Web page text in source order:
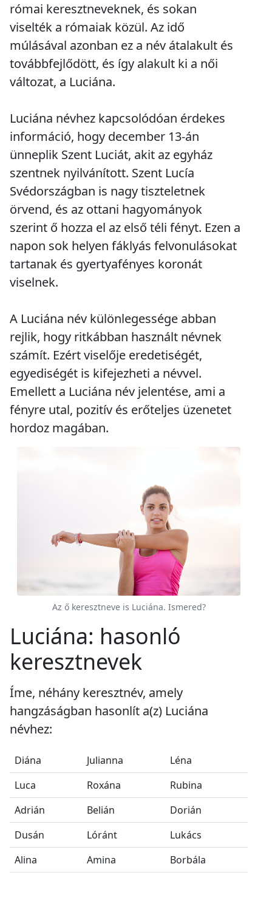
római keresztneveknek, és sokan
viselték a rómaiak közül. Az idő
múlásával azonban ez a név átalakult és
továbbfejlődött, és így alakult ki a női
változat, a Luciána.
Luciána névhez kapcsolódóan érdekes
információ, hogy december 13-án
ünneplik Szent Luciát, akit az egyház
szentnek nyilvánított. Szent Lucía
Svédországban is nagy tiszteletnek
örvend, és az ottani hagyományok
szerint ő hozza el az első téli fényt. Ezen a
napon sok helyen fáklyás felvonulásokat
tartanak és gyertyafényes koronát
viselnek.
A Luciána név különlegessége abban
rejlik, hogy ritkábban használt névnek
számít. Ezért viselője eredetiségét,
egyediségét is kifejezheti a névvel.
Emellett a Luciána név jelentése, ami a
fényre utal, pozitív és erőteljes üzenetet
hordoz magában.
Az ő keresztneve is Luciána. Ismered?
Luciána: hasonló
keresztnevek
Íme, néhány keresztnév, amely
hangzáságban hasonlít a(z) Luciána
névhez:
Diána Julianna
Léna
Luca
Roxána
Rubina
Adrián
Belián
Dorián
Dusán
Lóránt
Lukács
Alina
Amina Borbála